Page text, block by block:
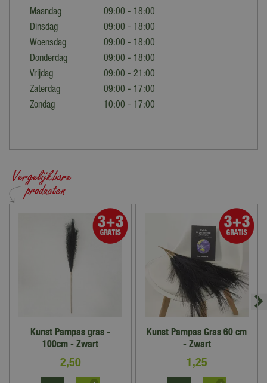
Maandag
09:00 - 18:00
Dinsdag
09:00 - 18:00
Woensdag
09:00 - 18:00
Donderdag
09:00 - 18:00
Vrijdag
09:00 - 21:00
Zaterdag
09:00 - 17:00
Zondag
10:00 - 17:00
Kunst Pampas gras -
100cm - Zwart
2,50
Kunst Pampas Gras 60 cm
- Zwart
1,25